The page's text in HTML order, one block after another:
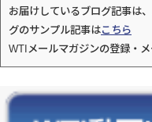
お届けしているブログ記事は
グのサンプル記事はこちら
WTIメールマガジンの登録・